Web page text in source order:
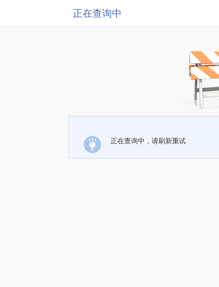
正在查询中
正在查询中，请刷新重试